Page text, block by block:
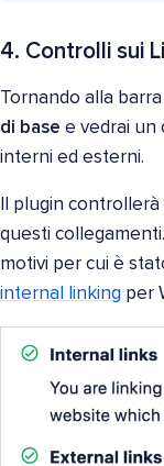
4. Controlli sui
Tornando alla
di base e vedrai un
interni ed esterni.
Il plugin
questi
motivi per cui è
internal linking per